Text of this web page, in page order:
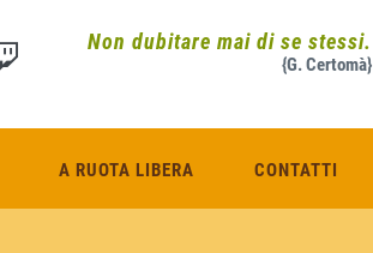
Non dubitare mai di se stessi.
{G. Certomà}
A RUOTA LIBERA CONTATTI